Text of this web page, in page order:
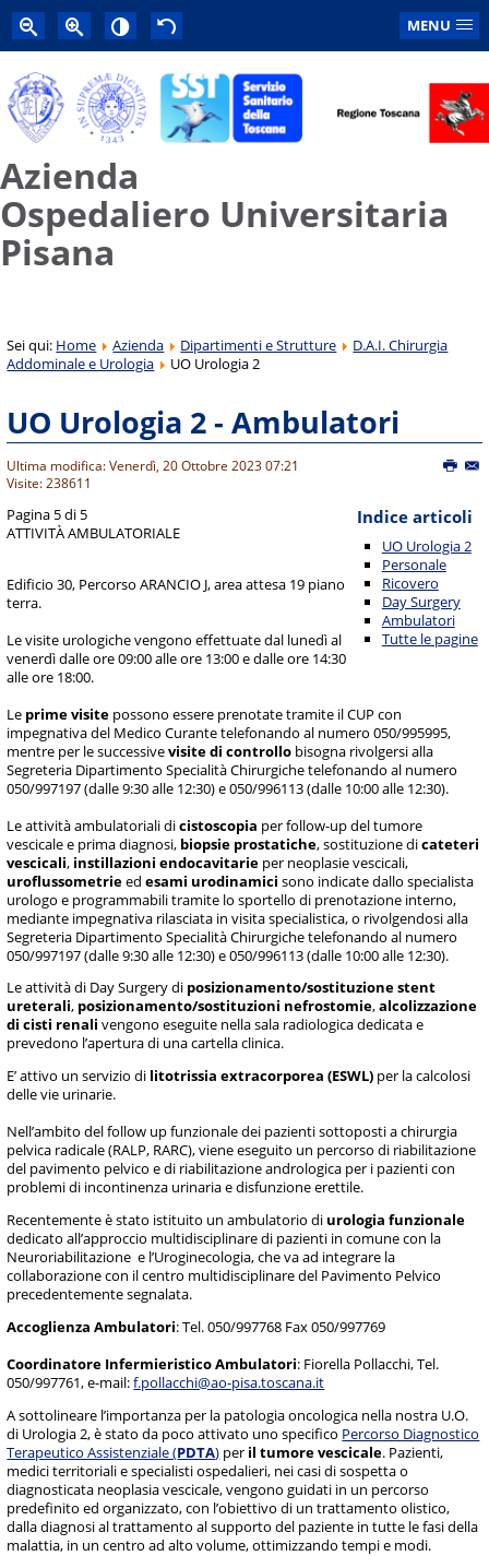
MENU
Azienda
Ospedaliero Universitaria
Pisana
Sei qui: Home Azienda Dipartimenti e Strutture
D.A.I. Chirurgia
Addominale e Urologia
UO Urologia 2
UO Urologia 2 - Ambulatori
Ultima modifica: Venerdì, 20 Ottobre 2023 07:21
Visite: 238611
Indice articoli
UO Urologia 2
Personale
Ricovero
Day Surgery
Ambulatori
Tutte le pagine
Pagina 5 di 5
ATTIVITÀ AMBULATORIALE
Edificio 30, Percorso ARANCIO J, area attesa 19 piano
terra.
Le visite urologiche vengono effettuate dal lunedì al
venerdì dalle ore 09:00 alle ore 13:00 e dalle ore 14:30
alle ore 18:00.
Le prime visite possono essere prenotate tramite il CUP con
impegnativa del Medico Curante telefonando al numero 050/995995,
mentre per le successivevisite di controllo bisogna rivolgersi alla
Segreteria Dipartimento Specialità Chirurgiche telefonando al numero
050/997197 (dalle 9:30 alle 12:30) e 050/996113 (dalle 10:00 alle 12:30).
Le attività ambulatoriali dicistoscopia per follow-up del tumore
vescicale e prima diagnosi, biopsie prostatiche, sostituzione dicateteri
vescicali, instillazioni endocavitarie per neoplasie vescicali,
uroflussometrieedesami urodinamici sono indicate dallo specialista
urologo e programmabili tramite lo sportello di prenotazione interno,
mediante impegnativa rilasciata in visita specialistica, o rivolgendosi alla
Segreteria Dipartimento Specialità Chirurgiche telefonando al numero
050/997197 (dalle 9:30 alle 12:30) e 050/996113 (dalle 10:00 alle 12:30).
Le attività di Day Surgery di posizionamento/sostituzione stent
ureterali, posizionamento/sostituzioni nefrostomie,alcolizzazione
di cisti renali vengono eseguite nella sala radiologica dedicata e
prevedono l’apertura di una cartella clinica.
E’ attivo un servizio di litotrissia extracorporea (ESWL) per la calcolosi
delle vie urinarie.
Nell’ambito del follow up funzionale dei pazienti sottoposti a chirurgia
pelvica radicale (RALP, RARC), viene eseguito un percorso di riabilitazione
del pavimento pelvico e di riabilitazione andrologica per i pazienti con
problemi di incontinenza urinaria e disfunzione erettile.
Recentemente è stato istituito un ambulatorio di urologia funzionale
dedicato all’approccio multidisciplinare di pazienti in comune con la
Neuroriabilitazione e l’Uroginecologia, che va ad integrare la
collaborazione con il centro multidisciplinare del Pavimento Pelvico
precedentemente segnalata.
Accoglienza Ambulatori: Tel. 050/997768 Fax 050/997769
Coordinatore Infermieristico Ambulatori: Fiorella Pollacchi, Tel.
050/997761, e-mail:f.pollacchi@ao-pisa.toscana.it
A sottolineare l’importanza per la patologia oncologica nella nostra U.O.
di Urologia 2, è stato da poco attivato uno specifico Percorso Diagnostico
Terapeutico Assistenziale (PDTA) per il tumore vescicale. Pazienti,
medici territoriali e specialisti ospedalieri, nei casi di sospetta o
diagnosticata neoplasia vescicale, vengono guidati in un percorso
predefinito ed organizzato, con l’obiettivo di un trattamento olistico,
dalla diagnosi al trattamento al supporto del paziente in tutte le fasi della
malattia, in un centro ad alto volume, ottimizzando tempi e modi.